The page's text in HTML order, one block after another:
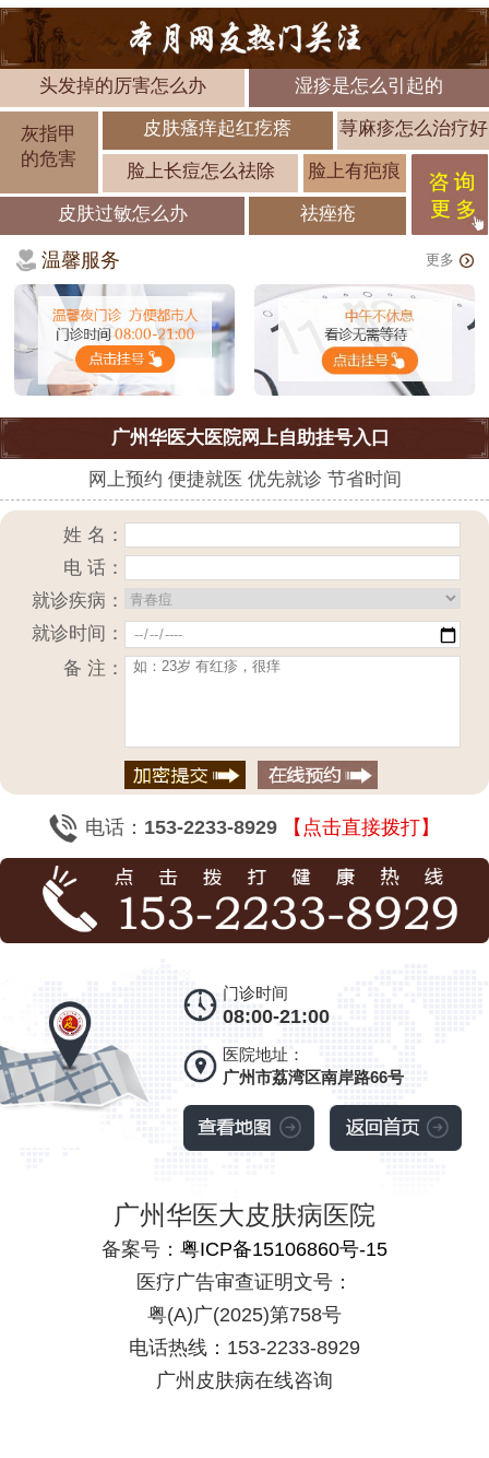
头发掉的厉害怎么办 湿疹是怎么引起的
灰指甲
的危害
皮肤瘙痒起红疙瘩 荨麻疹怎么治疗好
脸上长痘怎么祛除 脸上有疤痕
皮肤过敏怎么办 祛痤疮
温馨服务 更多
广州华医大医院网上自助挂号入口
网上预约 便捷就医 优先就诊 节省时间
姓 名：
电 话：
就诊疾病：
就诊时间：
备 注：
电话： 153-2233-8929 【点击直接拨打】
门诊时间
08:00-21:00
医院地址：
广州市荔湾区南岸路66号
广州华医大皮肤病医院
备案号： 粤ICP备15106860号-15
医疗广告审查证明文号：
粤(A)广(2025)第758号
电话热线：153-2233-8929
广州皮肤病在线咨询